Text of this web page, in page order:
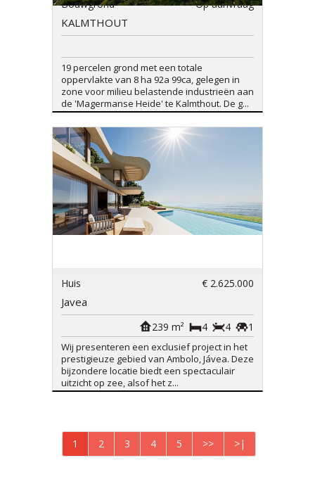
Bouwgrond Op aanvraag
KALMTHOUT
19 percelen grond met een totale
oppervlakte van 8 ha 92a 99ca, gelegen in
zone voor milieu belastende industrieën aan
de 'Magermanse Heide' te Kalmthout. De g...
Huis € 2.625.000
Javea
1
4
4
239 m²
Wij presenteren een exclusief project in het
prestigieuze gebied van Ambolo, Jávea. Deze
bijzondere locatie biedt een spectaculair
uitzicht op zee, alsof het z...
1 2 3 4 5 >> >|